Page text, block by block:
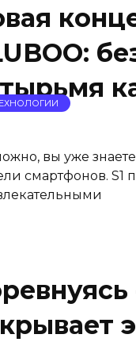
вы уже
смартфонов. S1